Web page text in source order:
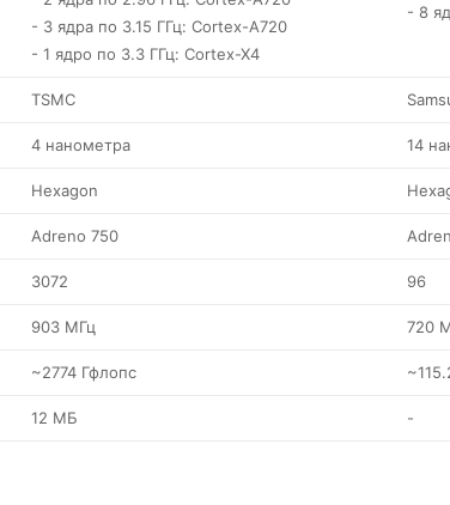
- 3 ядра по 3.15 ГГц: Cortex-A720
- 1 ядро по 3.3 ГГц: Cortex-X4
- 8
TSMC
4 нанометра 14
Hexagon
Adreno 750
3072 96
903 МГц 720
~2774 Гфлопс
12 МБ -